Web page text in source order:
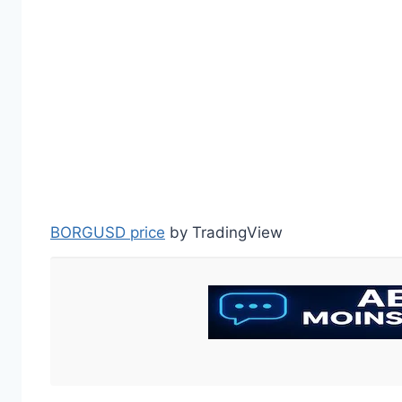
BORGUSD price by TradingView